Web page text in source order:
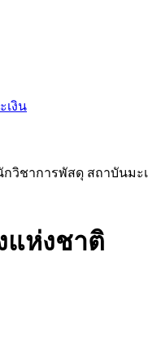
เงิน
วิชาการพัสดุ สถาบันมะ
แห่งชาติ